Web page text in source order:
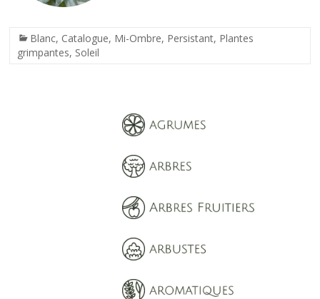
Blanc, Catalogue, Mi-Ombre, Persistant, Plantes
grimpantes, Soleil